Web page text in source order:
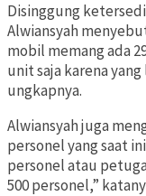
Disinggung
Alwiansyah
mobil memang ada
unit saja karena
ungkapnya.
Alwiansyah juga
personel yang saat
personel atau
500 personel,”